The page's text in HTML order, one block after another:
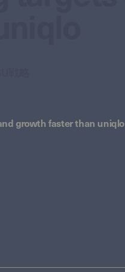
growth faster than uniqlo